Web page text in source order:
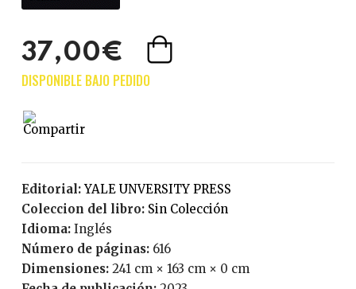
37,00€
Editorial: YALE UNVERSITY PRESS
Coleccion del libro:
Sin Colección
Idioma: Inglés
Número de páginas:
616
Dimensiones: 241 cm × 163 cm × 0 cm